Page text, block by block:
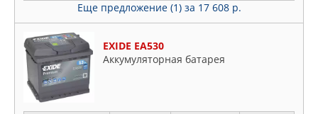
Еще предложение (1) за 17 608 р.
EXIDE EA530
Аккумуляторная батарея